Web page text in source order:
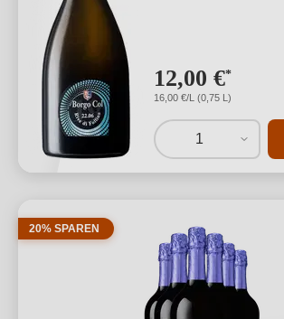
12,00 €*
16,00 €/L (0,75 L)
1
20% SPAREN